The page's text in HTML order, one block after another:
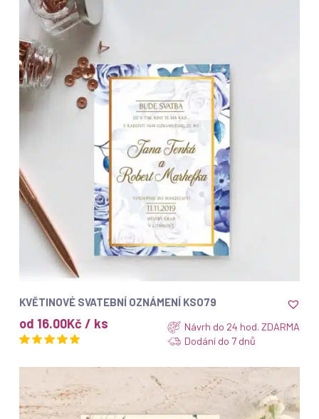
ZOBRAZIT
KVĚTINOVÉ SVATEBNÍ OZNÁMENÍ KSO79
od 16.00Kč / ks
Návrh do 24 hod. ZDARMA
Dodání do 7 dnů